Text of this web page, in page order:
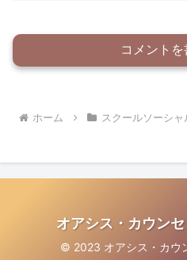
コメント
ホーム スクールソーシャ
オアシス・カウン
© 2023 オアシス・カウ